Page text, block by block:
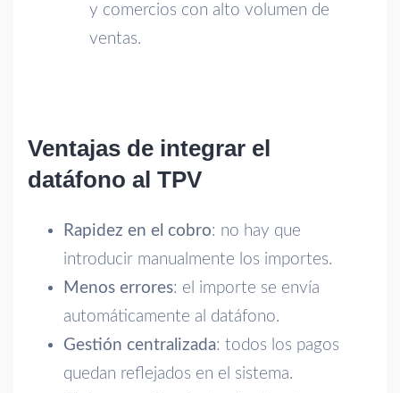
y comercios con alto volumen de
ventas.
Ventajas de integrar el
datáfono al TPV
Rapidez en el cobro: no hay que
introducir manualmente los importes.
Menos errores: el importe se envía
automáticamente al datáfono.
Gestión centralizada: todos los pagos
quedan reflejados en el sistema.